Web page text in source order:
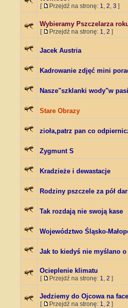
[ Przejdź na stronę: 1, 2, 3 ]
Wybieramy Pszczelarza
[ Przejdź na stronę: 1, 2 ]
Jacek Austria
Kadrowanie zdjęć mini
Nasze"szklanki wody"w
Stare Obrazy
zioła,patrz pan co
Zygmunt S
Kradzieże i dewastacje
Rodziny pszczele za pół
Tak rozdają nie swoją kase
Województwo Śląsko-
Jak to kiedyś nie myślano
Ocieplenie klimatu
[ Przejdź na stronę: 1, 2 ]
Jedziemy do Ojcowa na
[ Przejdź na stronę: 1, 2 ]